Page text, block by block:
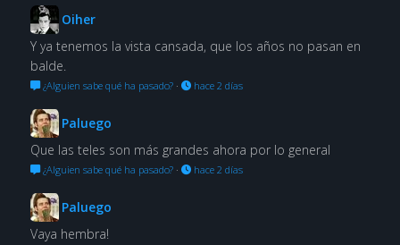
Oiher
Y ya tenemos la vista cansada, que los años no pasan en
balde.
¿Alguien sabe qué ha pasado?· hace 2 días
Paluego
Que las teles son más grandes ahora por lo general
¿Alguien sabe qué ha pasado?· hace 2 días
Paluego
Vaya hembra!